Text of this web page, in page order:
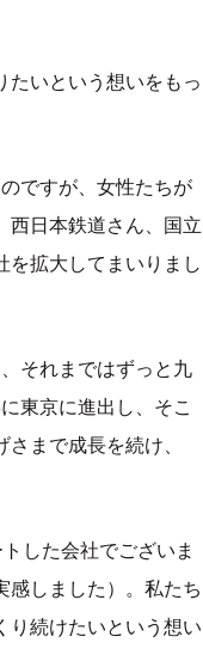
たいという想いをもっ
ですが、女性たちが
西日本鉄道さん、国立
を拡大してまいりまし
それまではずっと九
東京に進出し、そこ
まで成長を続け、
した会社でございま
感しました）。私たち
り続けたいという想い